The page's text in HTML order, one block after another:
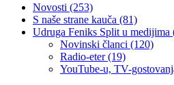
Novosti (253)
S naše strane kauča (81)
Udruga Feniks Split u medijima
Novinski članci (120)
Radio-eter (19)
YouTube-u, TV-